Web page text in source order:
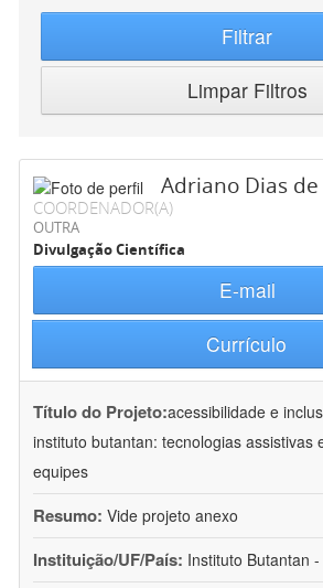
Filtrar
Limpar Filtros
Adriano Dias
COORDENADOR(A)
OUTRA
Divulgação Científica
E-mail
Currículo
Título do Projeto:acessibilidade e
instituto butantan: tecnologias assistivas
equipes
Resumo: Vide projeto anexo
Instituição/UF/País: Instituto Butantan